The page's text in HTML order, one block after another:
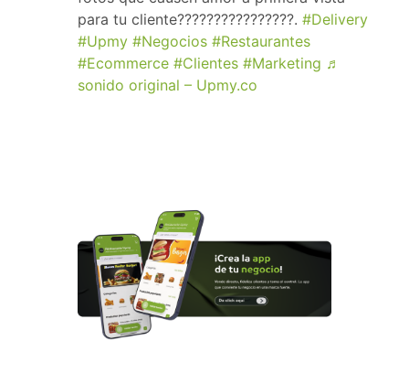
para tu cliente????????????????. #Delivery
#Upmy #Negocios #Restaurantes
#Ecommerce #Clientes #Marketing ♬
sonido original – Upmy.co